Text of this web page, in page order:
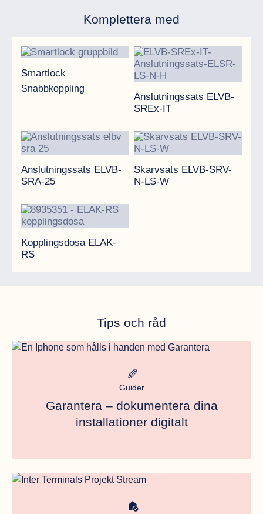
Komplettera med
Smartlock
Snabbkoppling
Smartlock
Anslutningssats ELVB-
SREx-IT
Anslutningssats ELVB-
Anslutningssats ELVB-
SRA-25
Anslutningssats ELVB-SRA-25
Skarvsats ELVB-SRV-
N-LS-W
Skarvsats ELVB-SRV-N-LS-
Kopplingsdosa ELAK-
RS
Kopplingsdosa ELAK-RS
Tips och råd
Meta bild
Guider
Garantera – dokumentera dina
installationer digitalt
Meta bild